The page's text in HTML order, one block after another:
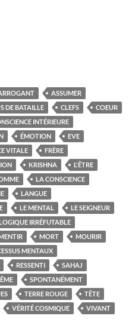
ASSUMER
DE BATAILLE CLEFS
COEUR
INTÉRIEURE
ÉMOTION
EVE
VITALE
FRÈRE
KRISHNA
L'ÊTRE
LA CONSCIENCE
LANGUE
LE MENTAL
LE SEIGNEUR
IRRÉFUTABLE
MORT
MOURIR
MENTAUX
RESSENTI
SAHAJ
SPONTANÉMENT
TERRE ROUGE
TÊTE
VÉRITÉ COSMIQUE
VIVANT